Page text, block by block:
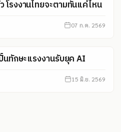
รงงานไทยจะตามทันแค่ไหน
07 ก.ค. 2569
ทักษะแรงงานรับยุค AI
15 มิ.ย. 2569